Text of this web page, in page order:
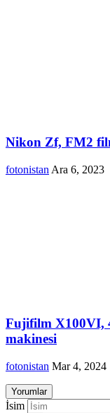
Nikon Zf, FM2
fotonistan Ara 6, 2023
Fujifilm X100VI,
makinesi
fotonistan Mar 4, 2024
Yorumlar
İsim